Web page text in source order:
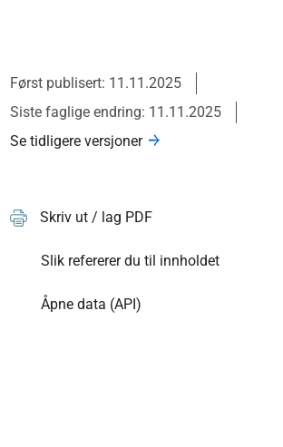
Først publisert: 11.11.2025
Siste faglige endring: 11.11.2025
Se tidligere versjoner
Skriv ut / lag PDF
Slik refererer du til innholdet
Åpne data (API)